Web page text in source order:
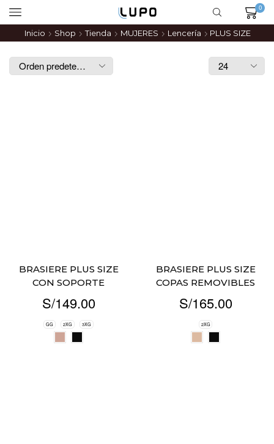
0
Inicio Shop Tienda MUJERES Lencería PLUS SIZE
BRASIERE PLUS SIZE
CON SOPORTE
S/149.00
GG 2XG 3XG
BRASIERE PLUS SIZE
COPAS REMOVIBLES
S/165.00
2XG